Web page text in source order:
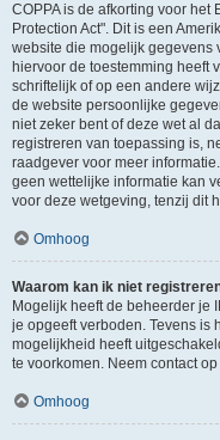
COPPA is de afkorting voor het
Protection Act". Dit is een
website die mogelijk gegevens
hiervoor de toestemming heeft
schriftelijk of op een andere
de website persoonlijke
niet zeker bent of deze wet al
registreren van toepassing is,
raadgever voor meer
geen wettelijke informatie kan
voor deze wetgeving, tenzij dit
Omhoog
Waarom kan ik niet
Mogelijk heeft de beheerder je
je opgeeft verboden. Tevens is
mogelijkheid heeft
te voorkomen. Neem contact
Omhoog